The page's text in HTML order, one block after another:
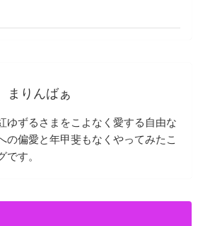
まりんばぁ
ゆずるさまをこよなく愛する自由な
の偏愛と年甲斐もなくやってみたこ
です。